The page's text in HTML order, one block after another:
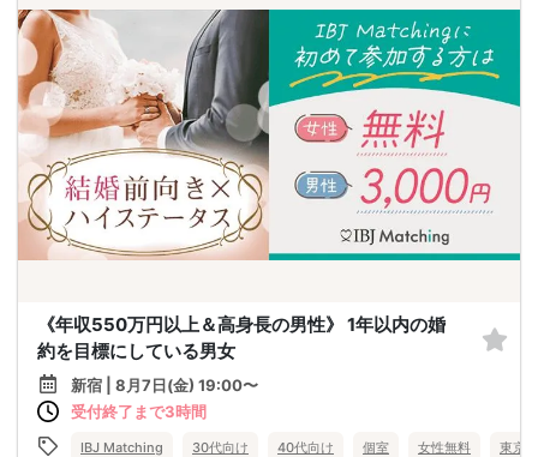
《年収550万円以上＆高身長の男性》 1年以内の婚
約を目標にしている男女
新宿 | 8月7日(金) 19:00〜
受付終了まで3時間
IBJ Matching 30代向け 40代向け 個室 女性無料 東京都